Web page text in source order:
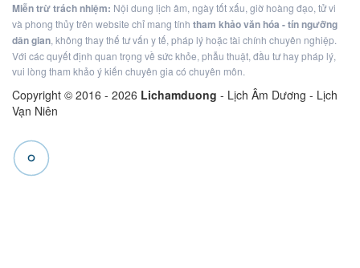
Miễn trừ trách nhiệm: Nội dung lịch âm, ngày tốt xấu, giờ hoàng đạo, tử vi
và phong thủy trên website chỉ mang tính tham khảo văn hóa - tín ngưỡng
dân gian, không thay thế tư vấn y tế, pháp lý hoặc tài chính chuyên nghiệp.
Với các quyết định quan trọng về sức khỏe, phẫu thuật, đầu tư hay pháp lý,
vui lòng tham khảo ý kiến chuyên gia có chuyên môn.
Copyright © 2016 - 2026 Lichamduong - Lịch Âm Dương - Lịch
Vạn Niên